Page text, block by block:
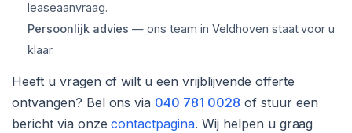
leaseaanvraag.
Persoonlijk advies — ons team in Veldhoven staat voor u
klaar.
Heeft u vragen of wilt u een vrijblijvende offerte
ontvangen? Bel ons via 040 781 0028 of stuur een
bericht via onzecontactpagina. Wij helpen u graag